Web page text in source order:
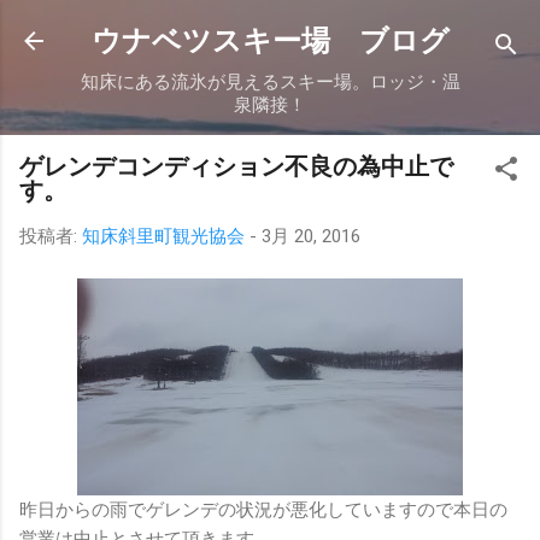
スキップしてメイン コンテンツに移動
ウナベツスキー場 ブログ
知床にある流氷が見えるスキー場。ロッジ・温
泉隣接！
ゲレンデコンディション不良の為中止で
す。
投稿者: 知床斜里町観光協会 - 3月 20, 2016
昨日からの雨でゲレンデの状況が悪化していますので本日の